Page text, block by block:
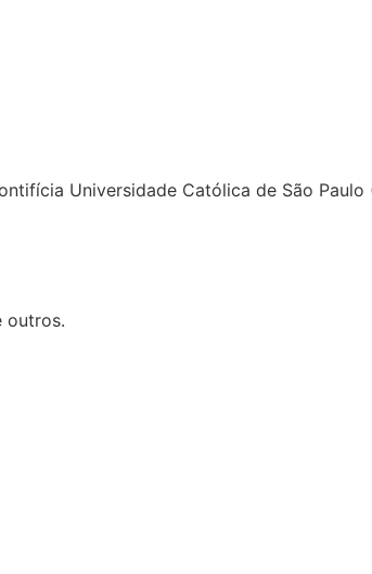
Universidade Católica de São Paulo
outros.